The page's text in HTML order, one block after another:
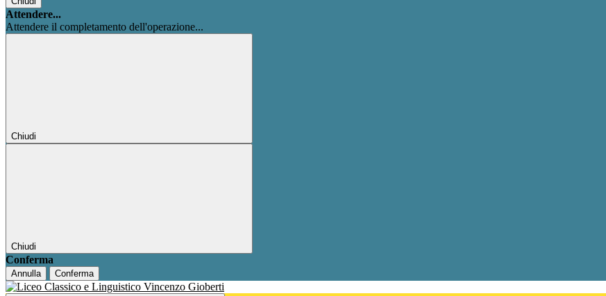
Attendere...
Attendere il completamento dell'operazione...
Chiudi
Chiudi
Conferma
Annulla Conferma